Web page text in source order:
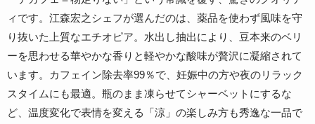
ィです。江森宏之シェフが選んだのは、薬品を使わず風味を守
り抜いた上質なエチオピア。水出し抽出により、豆本来のベリ
ーを思わせる華やかな香りと軽やかな酸味が贅沢に凝縮されて
います。カフェイン除去率99％で、妊娠中の方や夜のリラック
スタイムにも最適。瓶のまま凍らせてシャーベットにするな
ど、温度変化で表情を変える「涼」の楽しみ方も秀逸な一品で